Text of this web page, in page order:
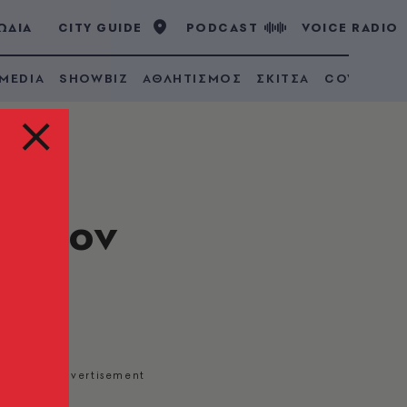
CITY GUIDE PODCAST VOICE RADIO
SHOWBIZ ΑΘΛΗΤΙΣΜΟΣ ΣΚΙΤΣΑ COVID 19
στον